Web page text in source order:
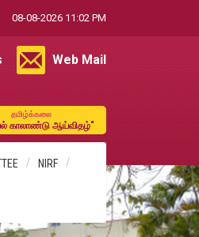
08-08-2026 11:02 PM
Web Mail
தமிழ்க்கலை
காலாண்டு ஆய்விதழ்"
NIRF